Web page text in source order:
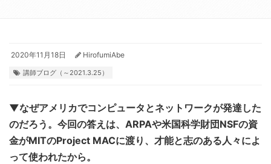
2020年11月18日 HirofumiAbe
講師ブログ（～2021.3.25）
▼なぜアメリカでコンピュータとネットワークが発達した
のだろう。今回の答えは、ARPAや米国科学財団NSFの資
金がMITのProject MACに渡り、才能と志のある人々によ
って使われたから。